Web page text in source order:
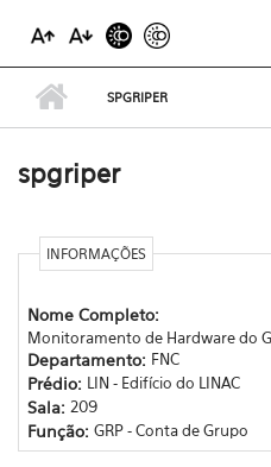
SPGRIPER
spgriper
INFORMAÇÕES
Nome Completo:
Monitoramento de Hardware do
Departamento: FNC
Prédio: LIN - Edifício do LINAC
Sala: 209
Função: GRP - Conta de Grupo